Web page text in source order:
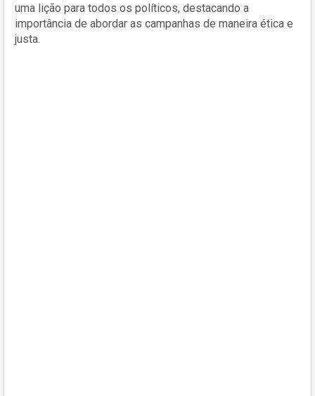
uma lição para todos os políticos, destacando a
importância de abordar as campanhas de maneira ética e
justa.